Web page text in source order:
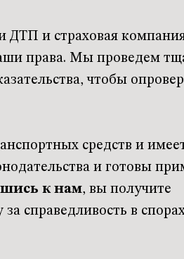
ДТП и страховая
права. Мы проведем
чтобы
средств и
и готовы
к нам, вы получите
справедливость в